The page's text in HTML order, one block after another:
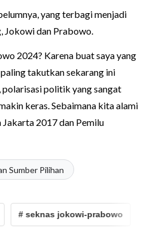
yang terbagi menjadi
Jokowi dan Prabowo.
2024? Karena buat saya yang
takutkan sekarang ini
polarisasi politik yang sangat
keras. Sebaimana kita alami
2017 dan Pemilu
Sumber Pilihan
# seknas jokowi-prabowo